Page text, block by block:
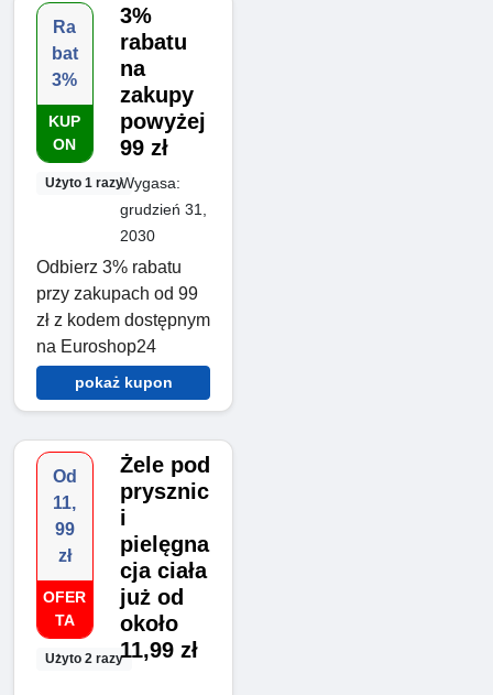
Ra
bat
3%
KUP
ON
Użyto 1 razy
3%
rabatu
na
zakupy
powyżej
99 zł
Wygasa:
grudzień 31,
2030
Odbierz 3% rabatu
przy zakupach od 99
zł z kodem dostępnym
na Euroshop24
pokaż kupon
Od
11,
99
zł
OFER
TA
Użyto 2 razy
Żele pod
prysznic
i
pielęgna
cja ciała
już od
około
11,99 zł